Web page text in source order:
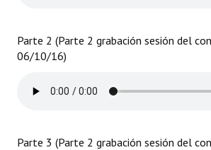
Organigrama
Proyectos Presentados
Parte 2 (Parte 2 grabación sesión del
06/10/16)
Parte 3 (Parte 2 grabación sesión del